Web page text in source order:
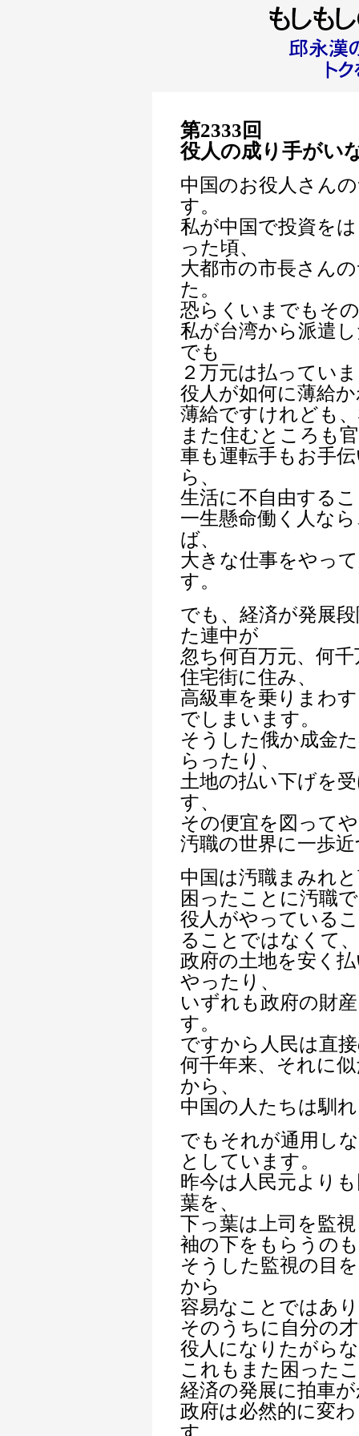
第2333回
役人の成り手がい
中国のお役人さん
す。
私が中国で投資を
った頃、
大都市の市長さん
た。
恐らくいまでもそ
私が台湾から派遣
でも
２万元は払ってい
役人が如何に薄給
薄給ですけれども
また住むところも
車も運転手もお手
ら、
生活に不自由する
一生懸命働く人な
ば、
大きな仕事をやっ
す。
でも、経済が発展
た連中が
忽ち何百万元、何
住宅街に住み、
高級車を乗りまわ
でしまいます。
そうした俄か成金
らったり、
土地の払い下げを
す、
その便宜を図って
汚職の世界に一歩
中国は汚職まみれ
困ったことに汚職
役人がやっている
ることではなくて、
政府の土地を安く
やったり、
いずれも政府の財
す。
ですから人民は直
何千年来、それに
から、
中国の人たちは馴
でもそれが通用し
としています。
昨今は人民元より
葉を、
下っ葉は上司を監
袖の下をもらうのも
そうした監視の目
から
容易なことではあ
そのうちに自分の
役人になりたがら
これもまた困った
経済の発展に拍車
政府は必然的に変